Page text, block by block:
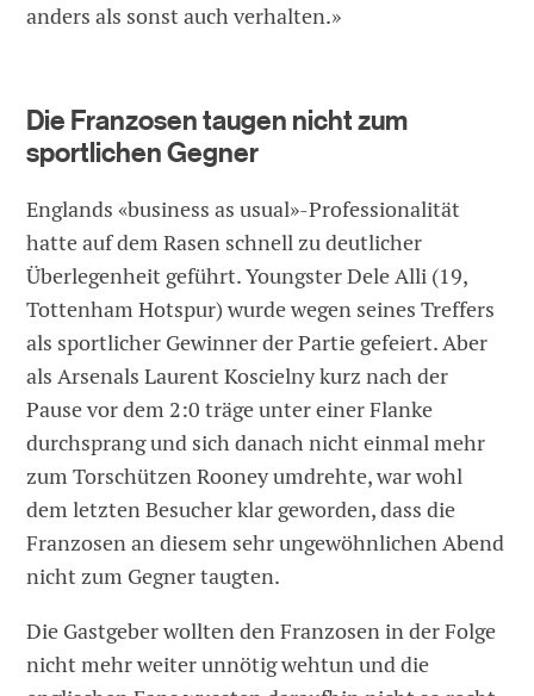
anders als sonst auch verhalten.»
Die Franzosen taugen nicht zum
sportlichen Gegner
Englands «business as usual»-Professionalität
hatte auf dem Rasen schnell zu deutlicher
Überlegenheit geführt. Youngster Dele Alli (19,
Tottenham Hotspur) wurde wegen seines Treffers
als sportlicher Gewinner der Partie gefeiert. Aber
als Arsenals Laurent Koscielny kurz nach der
Pause vor dem 2:0 träge unter einer Flanke
durchsprang und sich danach nicht einmal mehr
zum Torschützen Rooney umdrehte, war wohl
dem letzten Besucher klar geworden, dass die
Franzosen an diesem sehr ungewöhnlichen Abend
nicht zum Gegner taugten.
Die Gastgeber wollten den Franzosen in der Folge
nicht mehr weiter unnötig wehtun und die